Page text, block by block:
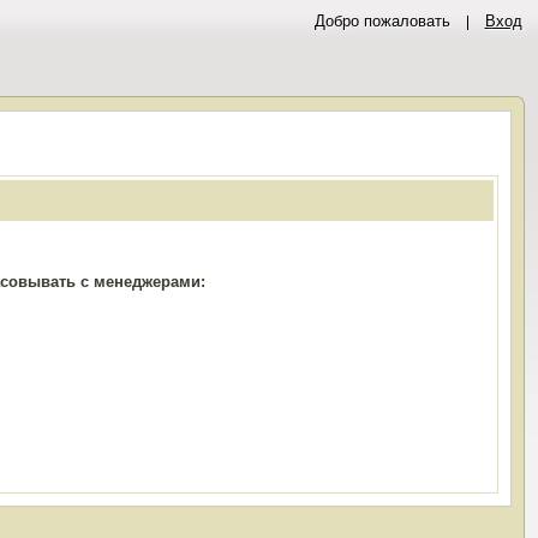
Добро пожаловать Вход
с менеджерами: